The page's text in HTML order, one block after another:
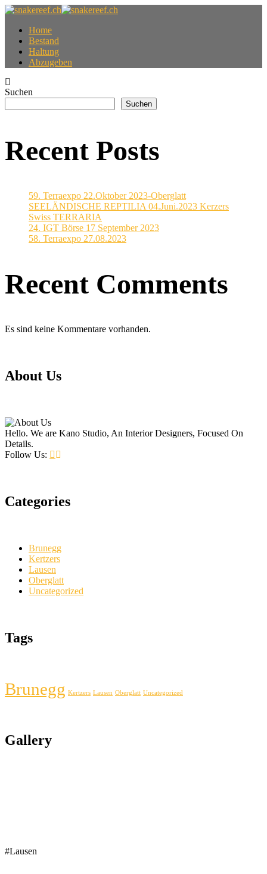
Home
Bestand
Haltung
Abzugeben
Suchen
Suchen
Recent Posts
59. Terraexpo 22.Oktober 2023-Oberglatt
SEELÄNDISCHE REPTILIA 04.Juni.2023 Kerzers
Swiss TERRARIA
24. IGT Börse 17 September 2023
58. Terraexpo 27.08.2023
Recent Comments
Es sind keine Kommentare vorhanden.
About Us
Hello. We are Kano Studio, An Interior Designers, Focused On
Details.
Follow Us:
Categories
Brunegg
Kertzers
Lausen
Oberglatt
Uncategorized
Tags
Brunegg Kertzers Lausen Oberglatt Uncategorized
Gallery
#Lausen